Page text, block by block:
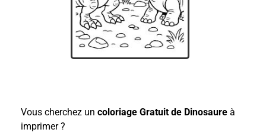
Vous cherchez un coloriage Gratuit de Dinosaure à
imprimer ?